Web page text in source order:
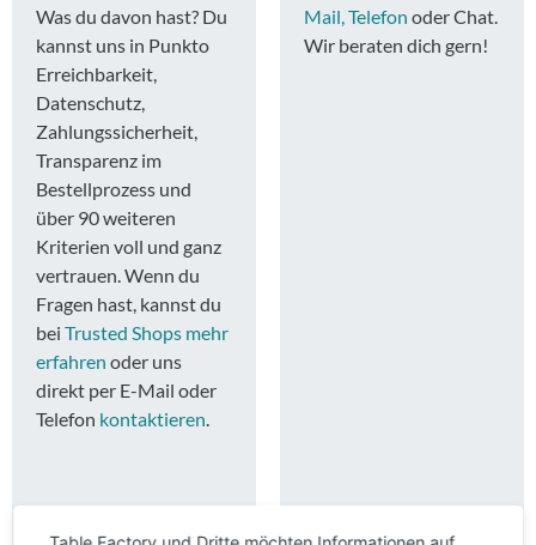
Was du davon hast? Du
kannst uns in Punkto
Erreichbarkeit,
Datenschutz,
Zahlungssicherheit,
Transparenz im
Bestellprozess und
über 90 weiteren
Kriterien voll und ganz
vertrauen. Wenn du
Fragen hast, kannst du
bei Trusted Shops mehr
erfahren oder uns
direkt per E-Mail oder
Telefon kontaktieren
Mail, Telefon oder Chat.
Wir beraten dich gern!